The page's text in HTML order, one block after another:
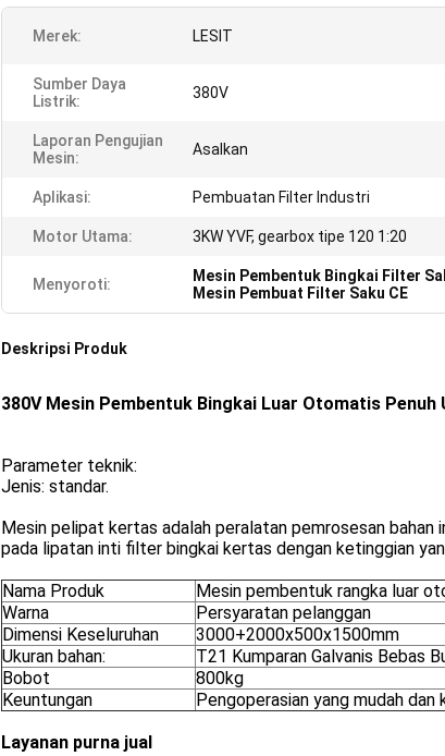
Merek: LESIT
Sumber Daya
Listrik:
380V
Laporan Pengujian
Mesin:
Asalkan
Aplikasi: Pembuatan Filter Industri
Motor Utama: 3KW YVF, gearbox tipe 120 1:20
Menyoroti: Mesin Pembentuk Bingkai Filter
Mesin Pembuat Filter Saku CE
Deskripsi Produk
380V Mesin Pembentuk Bingkai Luar Otomatis
Parameter teknik:
Jenis: standar.
Mesin pelipat kertas adalah peralatan pemrosesan
pada lipatan inti filter bingkai kertas dengan ketinggian
Nama Produk
Mesin pembentuk rangka luar
Warna
Persyaratan pelanggan
Dimensi Keseluruhan
3000+2000x500x1500mm
Ukuran bahan:
T21 Kumparan Galvanis Bebas
Bobot
800kg
Keuntungan
Pengoperasian yang mudah dan
Layanan purna jual